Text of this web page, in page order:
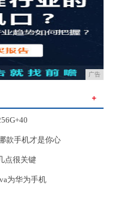
广告
＋
款手机才是你心
点很关键
为华为手机